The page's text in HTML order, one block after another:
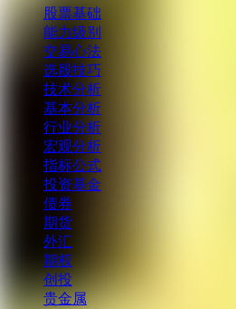
股票基础
能力级别
交易心法
选股技巧
技术分析
基本分析
行业分析
宏观分析
指标公式
投资基金
债券
期货
外汇
期权
创投
贵金属